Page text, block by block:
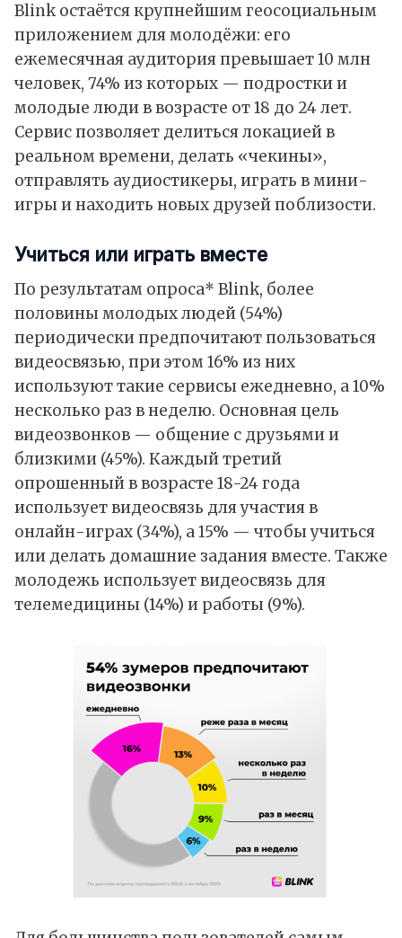
Blink остаётся крупнейшим геосоциальным
приложением для молодёжи: его
ежемесячная аудитория превышает 10 млн
человек, 74% из которых — подростки и
молодые люди в возрасте от 18 до 24 лет.
Сервис позволяет делиться локацией в
реальном времени, делать «чекины»,
отправлять аудиостикеры, играть в мини-
игры и находить новых друзей поблизости.
Учиться или играть вместе
По результатам опроса* Blink, более
половины молодых людей (54%)
периодически предпочитают пользоваться
видеосвязью, при этом 16% из них
используют такие сервисы ежедневно, а 10%
несколько раз в неделю. Основная цель
видеозвонков — общение с друзьями и
близкими (45%). Каждый третий
опрошенный в возрасте 18-24 года
использует видеосвязь для участия в
онлайн-играх (34%), а 15% — чтобы учиться
или делать домашние задания вместе. Также
молодежь использует видеосвязь для
телемедицины (14%) и работы (9%).